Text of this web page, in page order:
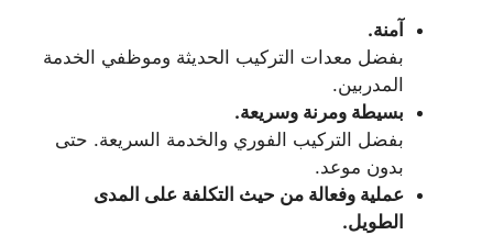
آمنة.
بفضل معدات التركيب الحديثة وموظفي الخدمة
المدربين.
بسيطة ومرنة وسريعة.
بفضل التركيب الفوري والخدمة السريعة. حتى
بدون موعد.
عملية وفعالة من حيث التكلفة على المدى
الطويل.